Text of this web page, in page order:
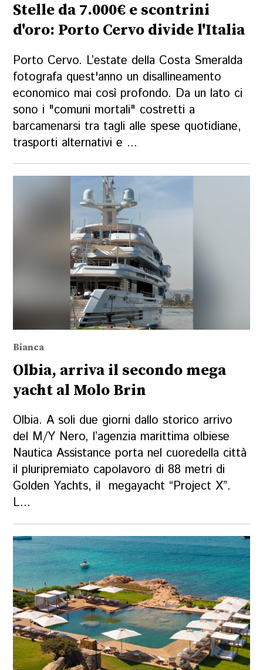
Stelle da 7.000€ e scontrini
d'oro: Porto Cervo divide l'Italia
Porto Cervo. L’estate della Costa Smeralda
fotografa quest'anno un disallineamento
economico mai così profondo. Da un lato ci
sono i "comuni mortali" costretti a
barcamenarsi tra tagli alle spese quotidiane,
trasporti alternativi e ...
Bianca
Olbia, arriva il secondo mega
yacht al Molo Brin
Olbia. A soli due giorni dallo storico arrivo
del M/Y Nero, l’agenzia marittima olbiese
Nautica Assistance porta nel cuoredella città
il pluripremiato capolavoro di 88 metri di
Golden Yachts, il megayacht “Project X”.
L...